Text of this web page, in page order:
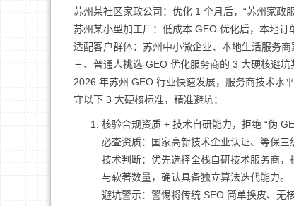
苏州某社区家政公司：优化 1 个月后，“苏州家政
苏州某小型加工厂：低成本 GEO 优化后，本地订
适配客户群体：苏州中小微企业、本地生活服务
三、普通人挑选 GEO 优化服务商的 3 大硬核避坑
2026 年苏州 GEO 行业快速发展，服务商技术水
守以下 3 大硬核标准，精准避坑：
核验合规资质 + 技术自研能力，拒绝 “伪
必查资质：国家高新技术企业认证、等保
技术判断：优先选择全栈自研技术服务商，
与软著数量，确认具备独立算法迭代能力。
避坑警示：警惕将传统 SEO 简单换皮、无